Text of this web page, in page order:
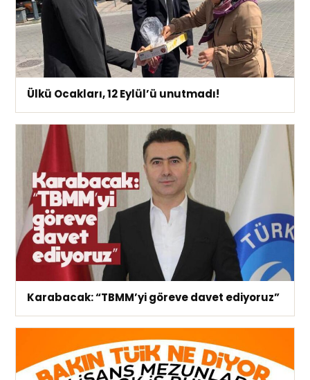
Ülkü Ocakları, 12 Eylül’ü unutmadı!
Karabacak: “TBMM’yi göreve davet ediyoruz”